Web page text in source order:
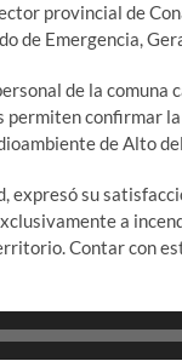
provincial de
de Emergencia,
de la
confirmar
de Alto
expresó su
a
Contar con